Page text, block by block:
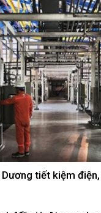
tiết kiệm